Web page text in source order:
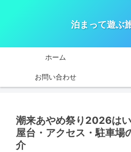
泊まって遊ぶ
ホーム
お問い合わせ
潮来あやめ祭り2026は
屋台・アクセス・駐車場
介